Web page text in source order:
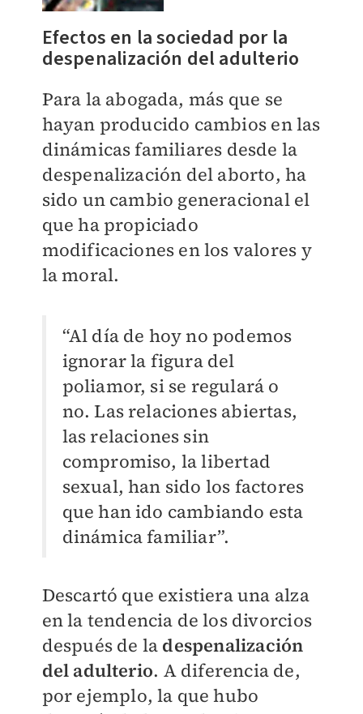
Efectos en la sociedad por la
despenalización del adulterio
Para la abogada, más que se
hayan producido cambios en las
dinámicas familiares desde la
despenalización del aborto, ha
sido un cambio generacional el
que ha propiciado
modificaciones en los valores y
la moral.
“Al día de hoy no podemos
ignorar la figura del
poliamor, si se regulará o
no. Las relaciones abiertas,
las relaciones sin
compromiso, la libertad
sexual, han sido los factores
que han ido cambiando esta
dinámica familiar”.
Descartó que existiera una alza
en la tendencia de los divorcios
después de la despenalización
del adulterio. A diferencia de,
por ejemplo, la que hubo